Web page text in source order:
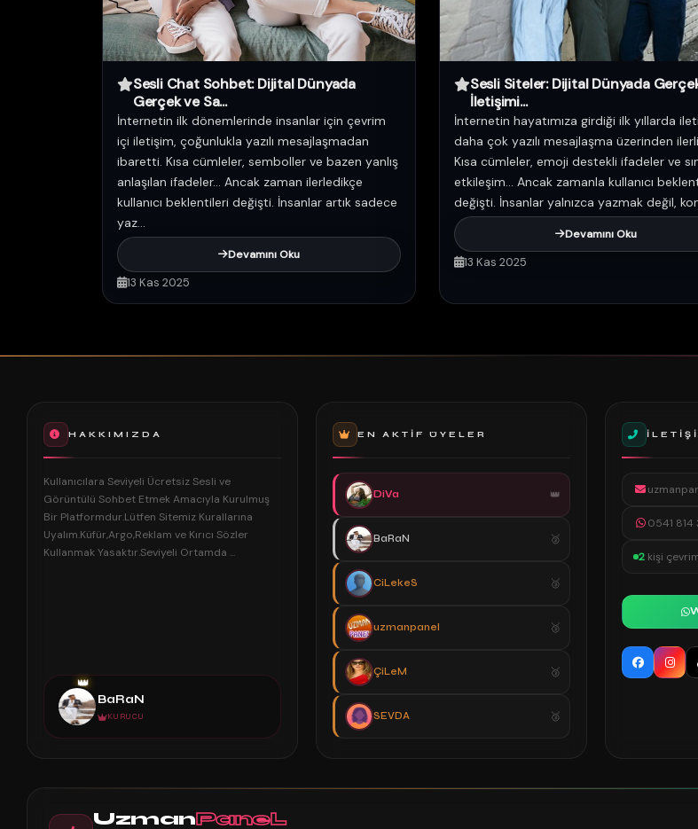
Sesli Chat Sohbet: Dijital Dünyada
Gerçek ve Sa...
İnternetin ilk dönemlerinde insanlar için çevrim
içi iletişim, çoğunlukla yazılı mesajlaşmadan
ibaretti. Kısa cümleler, semboller ve bazen yanlış
anlaşılan ifadeler… Ancak zaman ilerledikçe
kullanıcı beklentileri değişti. İnsanlar artık sadece
yaz...
Devamını Oku
13 Kas 2025
Sesli Siteler: Dijital Dünyada
İletişimi...
İnternetin hayatımıza girdiği ilk yıllarda
daha çok yazılı mesajlaşma üzerinden
Kısa cümleler, emoji destekli ifadeler ve
etkileşim… Ancak zamanla kullanıcı
değişti. İnsanlar yalnızca yazmak değil,
Devamını Oku
13 Kas 2025
HAKKIMIZDA
Kullanıcılara Seviyeli Ücretsiz Sesli ve
Görüntülü Sohbet Etmek Amacıyla Kurulmuş
Bir Platformdur.Lütfen Sitemiz Kurallarına
Uyalım.Küfür,Argo,Reklam ve Kırıcı Sözler
Kullanmak Yasaktır.Seviyeli Ortamda ...
👑
BaRaN
KURUCU
EN AKTIF ÜYELER
DiVa
BaRaN
CiLekeS
uzmanpanel
ÇiLeM
SEVDA
0541 814
2 kişi
UzmanPaneL